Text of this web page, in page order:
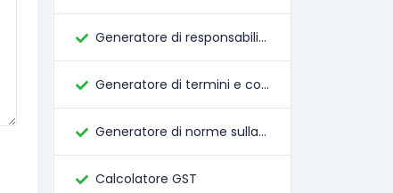
Generatore di responsabilità
Generatore di termini e condizioni
Generatore di norme sulla privacy
Calcolatore GST